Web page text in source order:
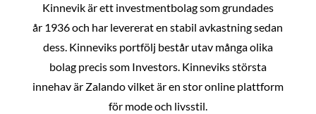
Kinnevik är ett investmentbolag som grundades
år 1936 och har levererat en stabil avkastning sedan
dess. Kinneviks portfölj består utav många olika
bolag precis som Investors. Kinneviks största
innehav är Zalando vilket är en stor online plattform
för mode och livsstil.